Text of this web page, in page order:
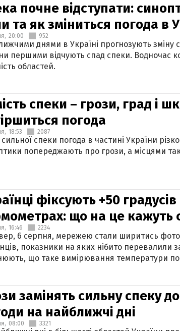
почне відступати:
та як зміниться погода в
20:00 952
днями в Україні прогнозують зміну
першими відчують спад спеки. Водночас
областей.
спеки – грози, град і
погода
18:53 2087
сильної спеки погода в частині України
попереджають про грози, а місцями
фіксують +50
що на це кажуть
16:46 2234
6 серпня, мережею стали ширитись
показники на яких нібито перевалили
що таке вимірювання температури
замінять сильну спеку
на найближчі дні
08:00 3321